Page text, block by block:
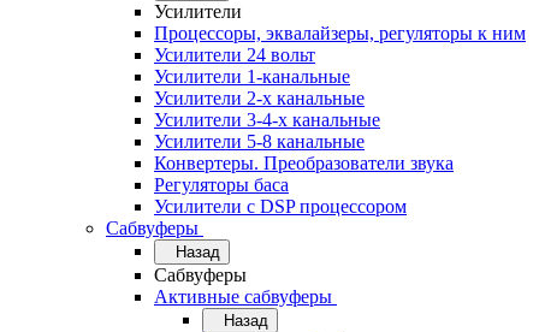
Усилители
Процессоры, эквалайзеры, регуляторы к ним
Усилители 24 вольт
Усилители 1-канальные
Усилители 2-х канальные
Усилители 3-4-х канальные
Усилители 5-8 канальные
Конвертеры. Преобразователи звука
Регуляторы баса
Усилители с DSP процессором
Сабвуферы
Назад
Сабвуферы
Активные сабвуферы
Назад